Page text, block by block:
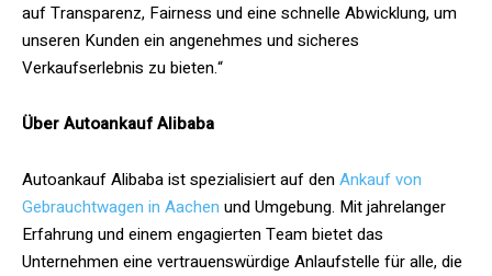
auf Transparenz, Fairness und eine schnelle Abwicklung, um
unseren Kunden ein angenehmes und sicheres
Verkaufserlebnis zu bieten.“
Über Autoankauf Alibaba
Autoankauf Alibaba ist spezialisiert auf denAnkauf von
Gebrauchtwagen in Aachen und Umgebung. Mit jahrelanger
Erfahrung und einem engagierten Team bietet das
Unternehmen eine vertrauenswürdige Anlaufstelle für alle, die